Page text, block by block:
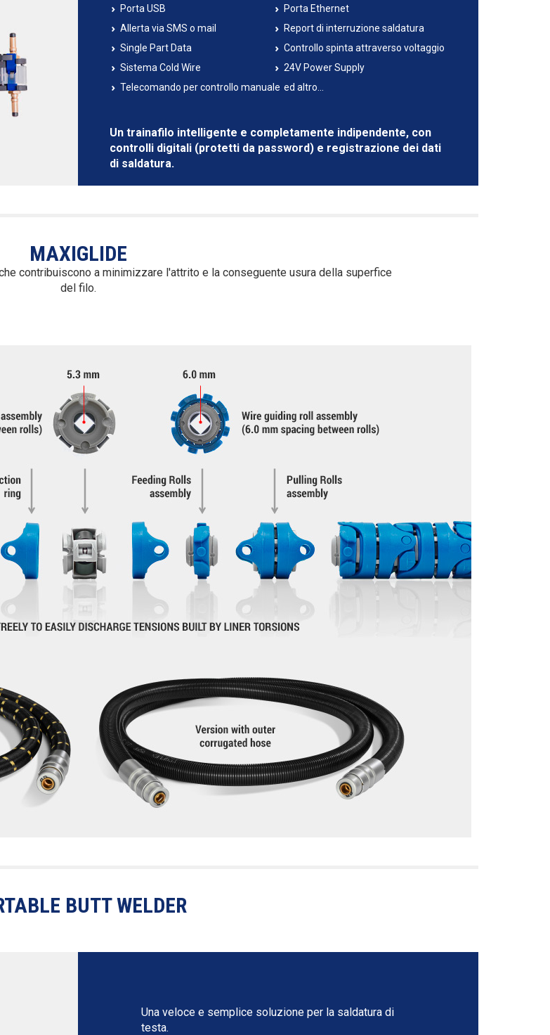
Porta USB
Porta Ethernet
Allerta via SMS o mail
Report di interruzione saldatura
Single Part Data
Controllo spinta attraverso voltaggio
Sistema Cold Wire
24V Power Supply
Telecomando per controllo manuale ed altro...
Un trainafilo intelligente e completamente indipendente, con
controlli digitali (protetti da password) e registrazione dei dati
di saldatura.
MAXIGLIDE
contribuiscono a minimizzare l'attrito e la conseguente usura della superfice
del filo.
BUTT WELDER
Una veloce e semplice soluzione per la saldatura di
testa.